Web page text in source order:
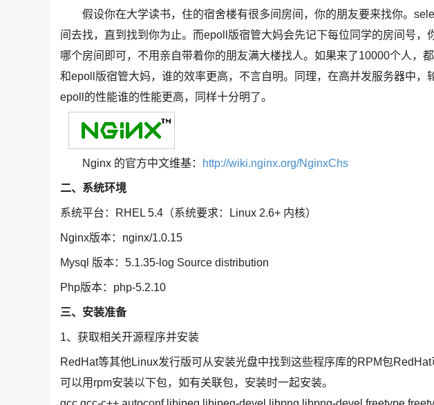
假设你在大学读书，住的宿舍楼有很多间房间，你的朋友要来找你。
间去找，直到找到你为止。而epoll版宿管大妈会先记下每位同学的房间号，
哪个房间即可，不用亲自带着你的朋友满大楼找人。如果来了10000个人，
和epoll版宿管大妈，谁的效率更高，不言自明。同理，在高并发服务器中，
epoll的性能谁的性能更高，同样十分明了。
Nginx 的官方中文维基： http://wiki.nginx.org/NginxChs
二、系统环境
系统平台：RHEL 5.4（系统要求：Linux 2.6+ 内核）
Nginx版本：nginx/1.0.15
Mysql 版本：5.1.35-log Source distribution
Php版本：php-5.2.10
三、安装准备
1、获取相关开源程序并安装
RedHat等其他Linux发行版可从安装光盘中找到这些程序库的RPM包RedHat
可以用rpm安装以下包，如有关联包，安装时一起安装。